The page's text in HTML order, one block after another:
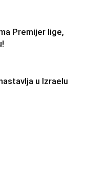
Premijer lige,
u Izraelu